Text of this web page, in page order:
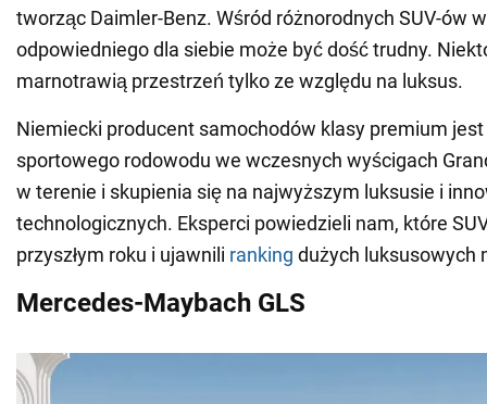
tworząc Daimler-Benz. Wśród różnorodnych SUV-ów
odpowiedniego dla siebie może być dość trudny.
marnotrawią przestrzeń tylko ze względu na luksus.
Niemiecki producent samochodów klasy premium
sportowego rodowodu we wczesnych wyścigach
w terenie i skupienia się na najwyższym luksusie i
technologicznych. Eksperci powiedzieli nam, które
przyszłym roku i ujawnili ranking dużych luksusowych
Mercedes-Maybach GLS